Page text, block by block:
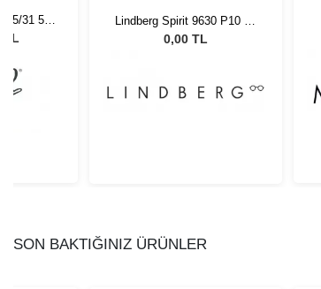
95/31 55
TL
Lindberg Spirit 9630 P10 50
135
0,00 TL
SON BAKTIĞINIZ ÜRÜNLER